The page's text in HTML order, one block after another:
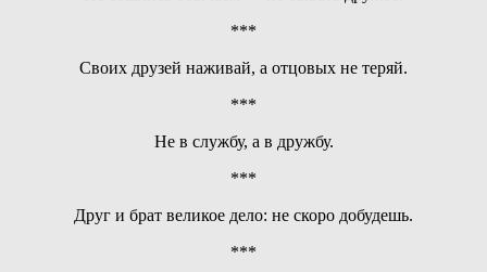
***
Своих друзей наживай, а отцовых не теряй.
***
Не в службу, а в дружбу.
***
Друг и брат великое дело: не скоро добудешь.
***